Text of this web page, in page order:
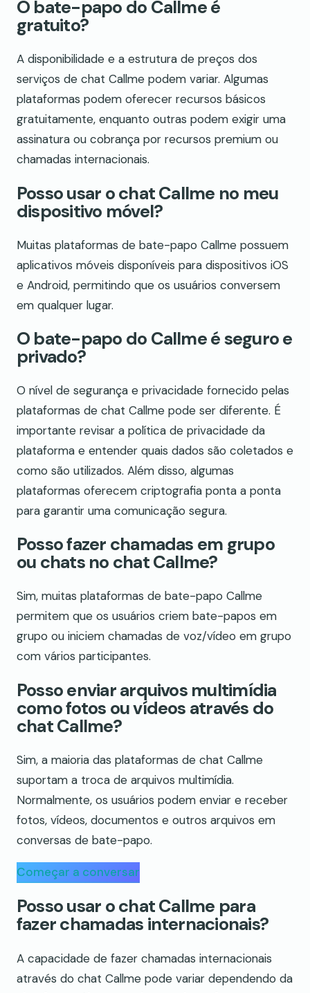
O bate-papo do Callme é
gratuito?
A disponibilidade e a estrutura de preços dos
serviços de chat Callme podem variar. Algumas
plataformas podem oferecer recursos básicos
gratuitamente, enquanto outras podem exigir uma
assinatura ou cobrança por recursos premium ou
chamadas internacionais.
Posso usar o chat Callme no meu
dispositivo móvel?
Muitas plataformas de bate-papo Callme possuem
aplicativos móveis disponíveis para dispositivos iOS
e Android, permitindo que os usuários conversem
em qualquer lugar.
O bate-papo do Callme é seguro e
privado?
O nível de segurança e privacidade fornecido pelas
plataformas de chat Callme pode ser diferente. É
importante revisar a política de privacidade da
plataforma e entender quais dados são coletados e
como são utilizados. Além disso, algumas
plataformas oferecem criptografia ponta a ponta
para garantir uma comunicação segura.
Posso fazer chamadas em grupo
ou chats no chat Callme?
Sim, muitas plataformas de bate-papo Callme
permitem que os usuários criem bate-papos em
grupo ou iniciem chamadas de voz/vídeo em grupo
com vários participantes.
Posso enviar arquivos multimídia
como fotos ou vídeos através do
chat Callme?
Sim, a maioria das plataformas de chat Callme
suportam a troca de arquivos multimídia.
Normalmente, os usuários podem enviar e receber
fotos, vídeos, documentos e outros arquivos em
conversas de bate-papo.
Começar a conversar
Posso usar o chat Callme para
fazer chamadas internacionais?
A capacidade de fazer chamadas internacionais
através do chat Callme pode variar dependendo da